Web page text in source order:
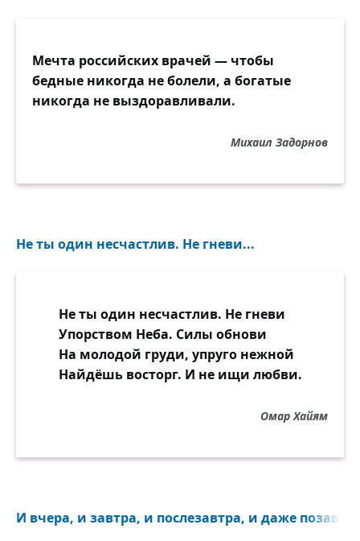
Мечта российских врачей — чтобы
бедные никогда не болели, а богатые
никогда не выздоравливали.
Михаил Задорнов
Не ты один несчастлив. Не гневи...
Не ты один несчастлив. Не гневи
Упорством Неба. Силы обнови
На молодой груди, упруго нежной
Найдёшь восторг. И не ищи любви.
Омар Хайям
И вчера, и завтра, и послезавтра, и даже